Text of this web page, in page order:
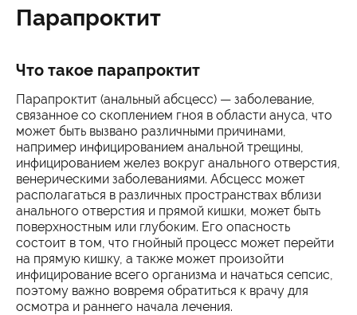
Парапроктит
Что такое парапроктит
Парапроктит (анальный абсцесс) — заболевание,
связанное со скоплением гноя в области ануса, что
может быть вызвано различными причинами,
например инфицированием анальной трещины,
инфицированием желез вокруг анального отверстия,
венерическими заболеваниями. Абсцесс может
располагаться в различных пространствах вблизи
анального отверстия и прямой кишки, может быть
поверхностным или глубоким. Его опасность
состоит в том, что гнойный процесс может перейти
на прямую кишку, а также может произойти
инфицирование всего организма и начаться сепсис,
поэтому важно вовремя обратиться к врачу для
осмотра и раннего начала лечения.